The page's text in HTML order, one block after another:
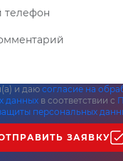
и даю согласие на
данных в соответствии с
персональных
ЗАЯВКУ